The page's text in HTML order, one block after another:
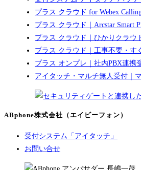
プラス クラウド for Webex
プラス クラウド｜Arcstar Smart
プラス クラウド｜ひかりクラウ
プラス クラウド｜工事不要・す
プラス オンプレ｜社内PBX連携
アイタッチ・マルチ無人受付｜
ABphone株式会社（エイビーフォン）
受付システム「アイタッチ」
お問い合せ